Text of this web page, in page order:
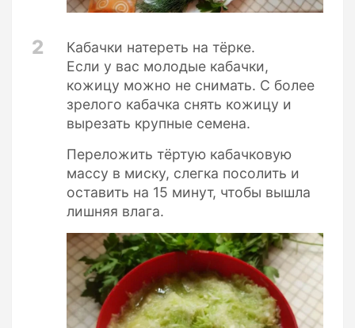
2
Кабачки натереть на тёрке.
Если у вас молодые кабачки,
кожицу можно не снимать. С более
зрелого кабачка снять кожицу и
вырезать крупные семена.
Переложить тёртую кабачковую
массу в миску, слегка посолить и
оставить на 15 минут, чтобы вышла
лишняя влага.